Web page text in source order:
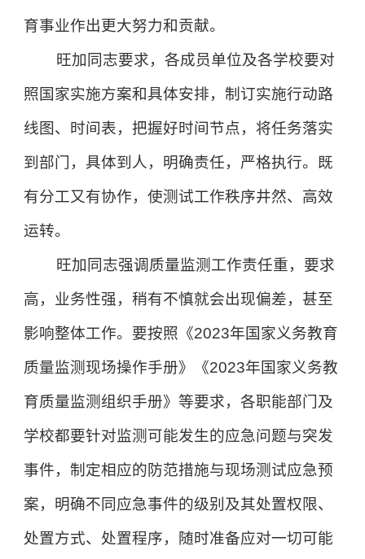
育事业作出更大努力和贡献。
旺加同志要求，各成员单位及各学校要对
照国家实施方案和具体安排，制订实施行动路
线图、时间表，把握好时间节点，将任务落实
到部门，具体到人，明确责任，严格执行。既
有分工又有协作，使测试工作秩序井然、高效
运转。
旺加同志强调质量监测工作责任重，要求
高，业务性强，稍有不慎就会出现偏差，甚至
影响整体工作。要按照《2023年国家义务教育
质量监测现场操作手册》《2023年国家义务教
育质量监测组织手册》等要求，各职能部门及
学校都要针对监测可能发生的应急问题与突发
事件，制定相应的防范措施与现场测试应急预
案，明确不同应急事件的级别及其处置权限、
处置方式、处置程序，随时准备应对一切可能